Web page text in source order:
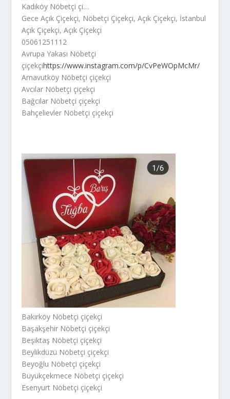
Kadıköy Nöbetçi çi…
Gece Açık Çiçekçi, Nöbetçi Çiçekçi, Açık Çiçekçi, İstanbul
Açık Çiçekçi, Açık Çiçekçi
05061251112
Avrupa Yakası Nöbetçi
çiçekçihttps://www.instagram.com/p/CvPeWOpMcMr/
Arnavutköy Nöbetçi çiçekçi
Avcılar Nöbetçi çiçekçi
Bağcılar Nöbetçi çiçekçi
Bahçelievler Nöbetçi çiçekçi
Bakırköy Nöbetçi çiçekçi
Başakşehir Nöbetçi çiçekçi
Beşiktaş Nöbetçi çiçekçi
Beylikdüzü Nöbetçi çiçekçi
Beyoğlu Nöbetçi çiçekçi
Büyükçekmece Nöbetçi çiçekçi
Esenyurt Nöbetçi çiçekçi